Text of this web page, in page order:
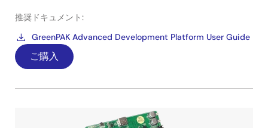
推奨ドキュメント:
GreenPAK Advanced Development Platform User Guide
ご購入